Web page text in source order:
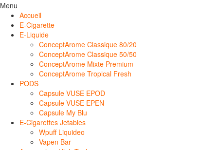
Menu
Accueil
E-Cigarette
E-Liquide
ConceptArome Classique 80/20
ConceptArome Classique 50/50
ConceptArome Mixte Premium
ConceptArome Tropical Fresh
PODS
Capsule VUSE EPOD
Capsule VUSE EPEN
Capsule My Blu
E-Cigarettes Jetables
Wpuff Liquideo
Vapen Bar